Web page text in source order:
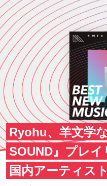
Ryohu、羊文学
SOUND』プレイ
国内アーティスト